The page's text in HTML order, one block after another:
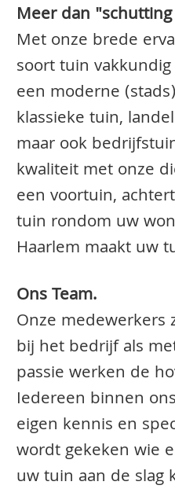
Meer dan
Met onze brede
soort tuin
een moderne
klassieke tuin,
maar ook
kwaliteit met onze
een voortuin,
tuin rondom uw
Haarlem maakt uw
Ons Team.
Onze medewerkers
bij het bedrijf als
passie werken de
Iedereen binnen
eigen kennis en
wordt gekeken wie
uw tuin aan de slag